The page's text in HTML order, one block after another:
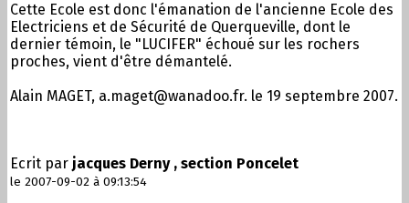
Cette Ecole est donc l'émanation de l'ancienne Ecole des
Electriciens et de Sécurité de Querqueville, dont le
dernier témoin, le "LUCIFER" échoué sur les rochers
proches, vient d'être démantelé.
Alain MAGET, a.maget@wanadoo.fr. le 19 septembre 2007.
Ecrit par jacques Derny , section Poncelet
le 2007-09-02 à 09:13:54